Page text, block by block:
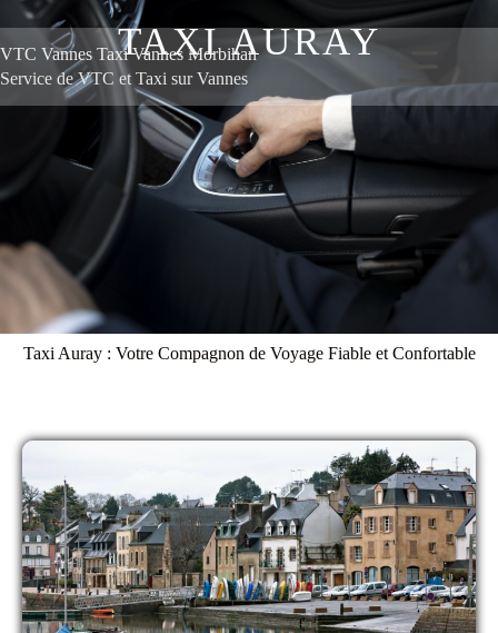
VTC Vannes Taxi Vannes Morbihan
Service de VTC et Taxi sur Vannes
TAXI AURAY
Taxi Auray : Votre Compagnon de Voyage Fiable et Confortable